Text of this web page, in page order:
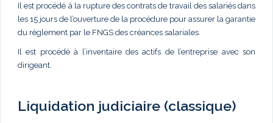
Il est procédé à la rupture des contrats de travail des salariés dans
les 15 jours de l’ouverture de la procédure pour assurer la garantie
du règlement par le FNGS des créances salariales.
Il est procédé à l’inventaire des actifs de l’entreprise avec son
dirigeant.
Liquidation judiciaire (classique)